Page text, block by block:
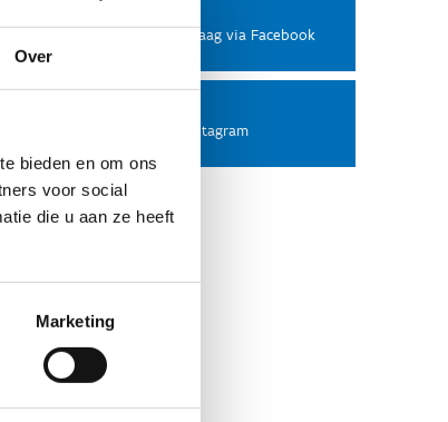
Over
bieden en om ons
voor social
die u aan ze heeft
Marketing
Stel ons een vraag via Facebook
Volg ons op Instagram